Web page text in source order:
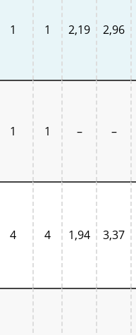
1 1 2,19 2,96
1 1 – –
4 4 1,94 3,37